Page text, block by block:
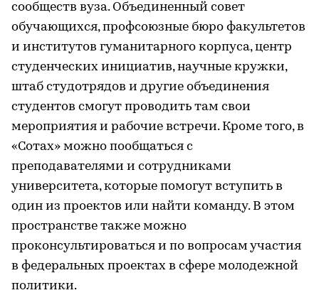
сообществ вуза. Объединенный совет
обучающихся, профсоюзные бюро факультетов
и институтов гуманитарного корпуса, центр
студенческих инициатив, научные кружки,
штаб студотрядов и другие объединения
студентов смогут проводить там свои
мероприятия и рабочие встречи. Кроме того, в
«Сотах» можно пообщаться с
преподавателями и сотрудниками
университета, которые помогут вступить в
один из проектов или найти команду. В этом
пространстве также можно
проконсультироваться и по вопросам участия
в федеральных проектах в сфере молодежной
политики.